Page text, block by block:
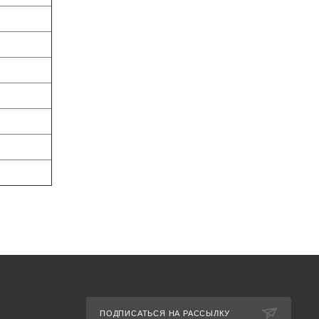
ПОДПИСАТЬСЯ НА РАССЫЛКУ